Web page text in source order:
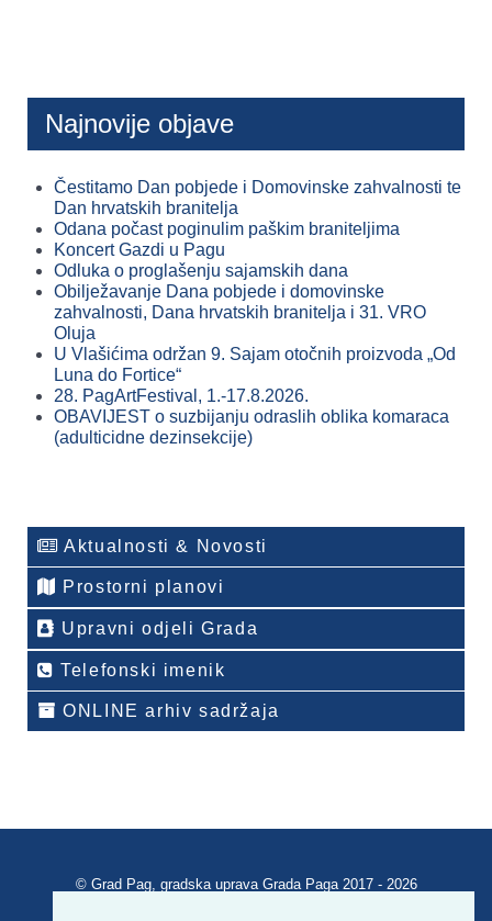
Najnovije objave
Čestitamo Dan pobjede i Domovinske zahvalnosti te
Dan hrvatskih branitelja
Odana počast poginulim paškim braniteljima
Koncert Gazdi u Pagu
Odluka o proglašenju sajamskih dana
Obilježavanje Dana pobjede i domovinske
zahvalnosti, Dana hrvatskih branitelja i 31. VRO
Oluja
U Vlašićima održan 9. Sajam otočnih proizvoda „Od
Luna do Fortice“
28. PagArtFestival, 1.-17.8.2026.
OBAVIJEST o suzbijanju odraslih oblika komaraca
(adulticidne dezinsekcije)
Aktualnosti & Novosti
Prostorni planovi
Upravni odjeli Grada
Telefonski imenik
ONLINE arhiv sadržaja
© Grad Pag, gradska uprava Grada Paga 2017 - 2026